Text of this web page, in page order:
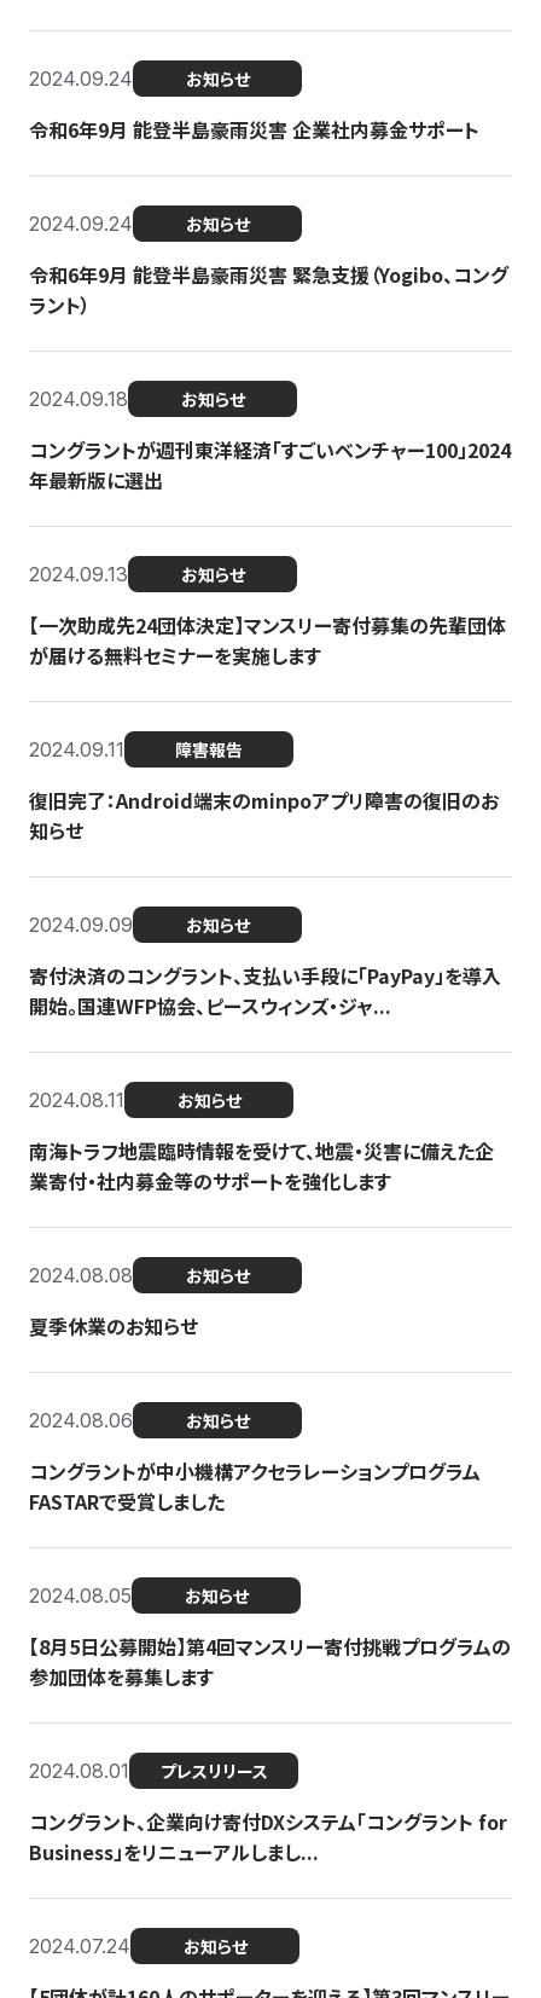
2024.09.24 お知らせ
令和6年9月 能登半島豪雨災害 企業社内募金サポート
2024.09.24 お知らせ
令和6年9月 能登半島豪雨災害 緊急支援（Yogibo、コング
ラント）
2024.09.18 お知らせ
コングラントが週刊東洋経済「すごいベンチャー100」2024
年最新版に選出
2024.09.13 お知らせ
【一次助成先24団体決定】マンスリー寄付募集の先輩団体
が届ける無料セミナーを実施します
2024.09.11 障害報告
復旧完了：Android端末のminpoアプリ障害の復旧のお
知らせ
2024.09.09 お知らせ
寄付決済のコングラント、支払い手段に「PayPay」を導入
開始。国連WFP協会、ピースウィンズ・ジャ...
2024.08.11 お知らせ
南海トラフ地震臨時情報を受けて、地震・災害に備えた企
業寄付・社内募金等のサポートを強化します
2024.08.08 お知らせ
夏季休業のお知らせ
2024.08.06 お知らせ
コングラントが中小機構アクセラレーションプログラム
FASTARで受賞しました
2024.08.05 お知らせ
【8月5日公募開始】第4回マンスリー寄付挑戦プログラムの
参加団体を募集します
2024.08.01 プレスリリース
コングラント、企業向け寄付DXシステム「コングラント for
Business」をリニューアルしまし...
2024.07.24 お知らせ